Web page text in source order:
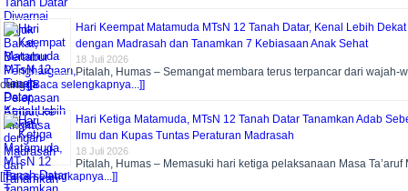
Hari Keempat Matamuda MTsN 12 Tanah Datar, Kenal Lebih Dekat
dengan Madrasah dan Tanamkan 7 Kebiasaan Anak Sehat
18 Juli 2026
Pitalah, Humas – Semangat membara terus terpancar dari wajah-
ceria[[Baca selengkapnya...]]
Hari Ketiga Matamuda, MTsN 12 Tanah Datar Tanamkan Adab
Ilmu dan Kupas Tuntas Peraturan Madrasah
18 Juli 2026
Pitalah, Humas – Memasuki hari ketiga pelaksanaan Masa Ta’aruf
[[Baca selengkapnya...]]